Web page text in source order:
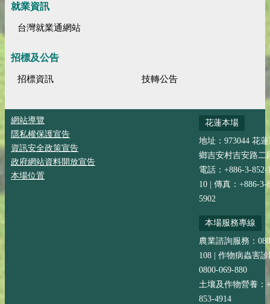
就業資訊
台灣就業通網站
招標及公告
招標資訊 技轉公告
網站導覽
隱私權保護宣告
資訊安全政策宣告
政府網站資料開放宣告
本場位置
花蓮本場
地址：973044 花
鄉吉安村吉安路二
電話：+886-3-852-
10 | 傳真：+886-3-
5902
本場服務專線
農業諮詢服務：
108 | 作物病蟲害
0800-069-880
土壤及作物營養：
853-4914